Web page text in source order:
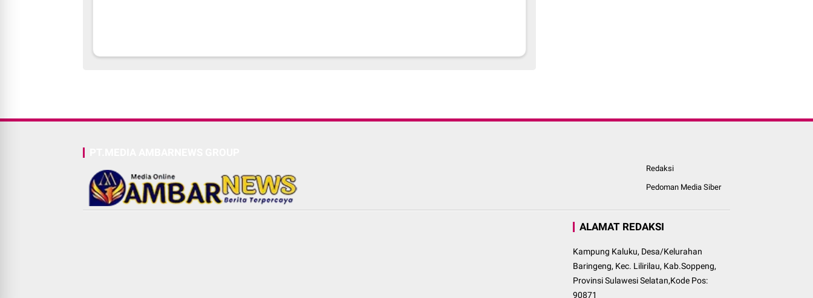
Redaksi
Pedoman Media Siber
ALAMAT REDAKSI
Kampung Kaluku, Desa/Kelurahan
Baringeng, Kec. Lilirilau, Kab.Soppeng,
Provinsi Sulawesi Selatan,Kode Pos:
90871